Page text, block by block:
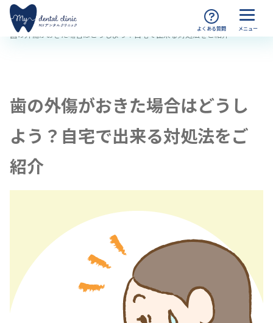
MYデンタルクリニック渋谷 TOP
歯の外傷がおきた場合はどうしよう？自宅で出来る対処法をご紹介
歯の外傷がおきた場合はどうし
よう？自宅で出来る対処法をご
紹介